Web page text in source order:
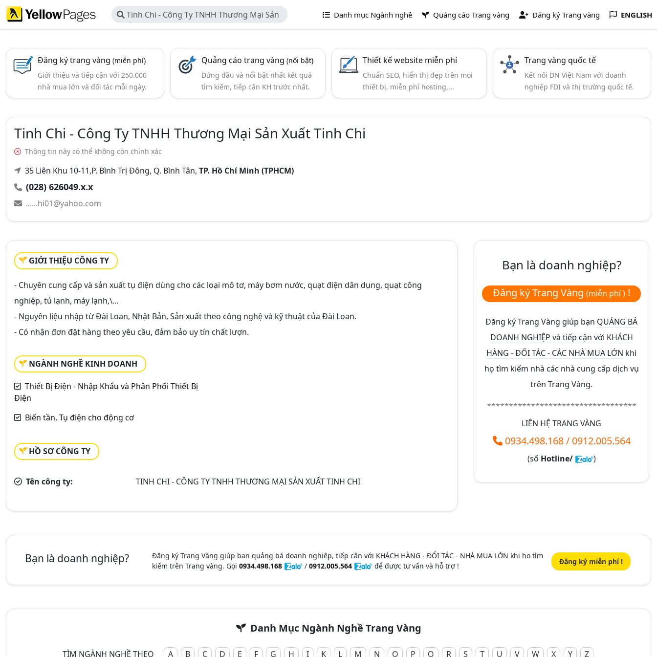
Tinh Chi - Công Ty TNHH Thương Mại Sản
Xuất Tinh Chi
Danh mục Ngành nghề Quảng cáo Trang vàng Đăng ký Trang vàng ENGLISH
Đăng ký trang vàng (miễn phí)
Giới thiệu và tiếp cận với 250.000
nhà mua lớn và đối tác mỗi ngày.
Quảng cáo trang vàng(nổi bật)
Đứng đầu và nổi bật nhất kết quả
tìm kiếm, tiếp cận KH trước nhất.
Thiết kế website miễn phí
Chuẩn SEO, hiển thị đẹp trên mọi
thiết bị, miễn phí hosting,...
Trang vàng quốc tế
Kết nối DN Việt Nam với doanh
nghiệp FDI và thị trường quốc tế.
Tinh Chi - Công Ty TNHH Thương Mại Sản Xuất Tinh Chi
Thông tin này có thể không còn chính xác
35 Liên Khu 10-11,P. Bình Trị Đông, Q. Bình Tân, TP. Hồ Chí Minh (TPHCM)
(028) 626049.x.x
......hi01@yahoo.com
GIỚI THIỆU CÔNG TY
- Chuyên cung cấp và sản xuất tụ điện dùng cho các loại mô tơ, máy bơm nước, quạt điện dân dụng, quạt công
nghiệp, tủ lạnh, máy lạnh,\...
- Nguyên liệu nhập từ Đài Loan, Nhật Bản, Sản xuất theo công nghệ và kỹ thuật của Đài Loan.
- Có nhận đơn đặt hàng theo yêu cầu, đảm bảo uy tín chất lượn.
NGÀNH NGHỀ KINH DOANH
Thiết Bị Điện - Nhập Khẩu và Phân Phối Thiết Bị
Điện
Biến tần, Tụ điện cho động cơ
HỒ SƠ CÔNG TY
Tên công ty: TINH CHI - CÔNG TY TNHH THƯƠNG MẠI SẢN XUẤT TINH CHI
Bạn là doanh nghiệp?
Đăng ký Trang Vàng (miễn phí ) !
Đăng ký Trang Vàng giúp bạn QUẢNG BÁ
DOANH NGHIỆP và tiếp cận với KHÁCH
HÀNG - ĐỐI TÁC - CÁC NHÀ MUA LỚN khi
họ tìm kiếm nhà các nhà cung cấp dịch vụ
trên Trang Vàng.
**********************************
LIÊN HỆ TRANG VÀNG
0934.498.168/ 0912.005.564
(số Hotline/ )
Bạn là doanh nghiệp?
Đăng ký Trang Vàng giúp bạn quảng bá doanh nghiệp, tiếp cận với KHÁCH HÀNG - ĐỐI TÁC - NHÀ MUA LỚN khi họ tìm
kiếm trên Trang vàng. Gọi 0934.498.168 / 0912.005.564 để được tư vấn và hỗ trợ ! Đăng ký miễn phí !
Danh Mục Ngành Nghề Trang Vàng
TÌM NGÀNH NGHỀ THEO A B C D E F G H I K L M N O P Q R S T U V W X Y Z